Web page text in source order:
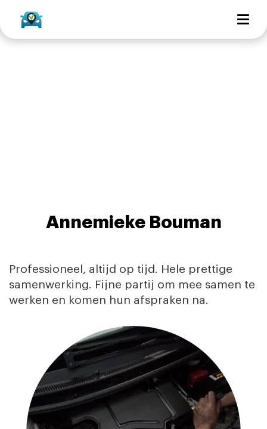
Annemieke Bouman
Professioneel, altijd op tijd. Hele prettige
samenwerking. Fijne partij om mee samen te
werken en komen hun afspraken na.